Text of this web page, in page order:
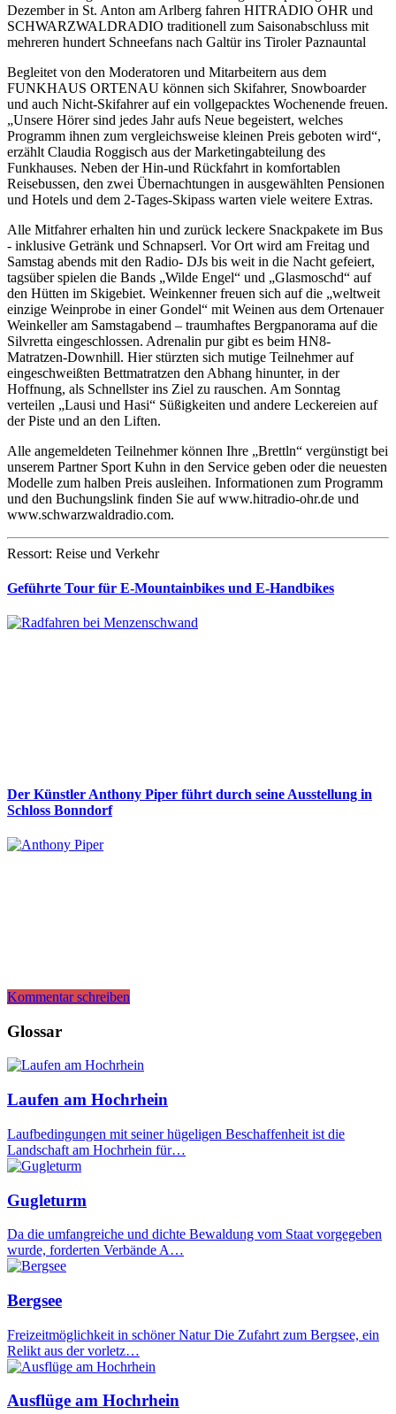
Dezember in St. Anton am Arlberg fahren HITRADIO OHR und
SCHWARZWALDRADIO traditionell zum Saisonabschluss mit
mehreren hundert Schneefans nach Galtür ins Tiroler Paznauntal
Begleitet von den Moderatoren und Mitarbeitern aus dem
FUNKHAUS ORTENAU können sich Skifahrer, Snowboarder
und auch Nicht-Skifahrer auf ein vollgepacktes Wochenende freuen.
„Unsere Hörer sind jedes Jahr aufs Neue begeistert, welches
Programm ihnen zum vergleichsweise kleinen Preis geboten wird“,
erzählt Claudia Roggisch aus der Marketingabteilung des
Funkhauses. Neben der Hin-und Rückfahrt in komfortablen
Reisebussen, den zwei Übernachtungen in ausgewählten Pensionen
und Hotels und dem 2-Tages-Skipass warten viele weitere Extras.
Alle Mitfahrer erhalten hin und zurück leckere Snackpakete im Bus
- inklusive Getränk und Schnapserl. Vor Ort wird am Freitag und
Samstag abends mit den Radio- DJs bis weit in die Nacht gefeiert,
tagsüber spielen die Bands „Wilde Engel“ und „Glasmoschd“ auf
den Hütten im Skigebiet. Weinkenner freuen sich auf die „weltweit
einzige Weinprobe in einer Gondel“ mit Weinen aus dem Ortenauer
Weinkeller am Samstagabend – traumhaftes Bergpanorama auf die
Silvretta eingeschlossen. Adrenalin pur gibt es beim HN8-
Matratzen-Downhill. Hier stürzten sich mutige Teilnehmer auf
eingeschweißten Bettmatratzen den Abhang hinunter, in der
Hoffnung, als Schnellster ins Ziel zu rauschen. Am Sonntag
verteilen „Lausi und Hasi“ Süßigkeiten und andere Leckereien auf
der Piste und an den Liften.
Alle angemeldeten Teilnehmer können Ihre „Brettln“ vergünstigt bei
unserem Partner Sport Kuhn in den Service geben oder die neuesten
Modelle zum halben Preis ausleihen. Informationen zum Programm
und den Buchungslink finden Sie auf www.hitradio-ohr.de und
www.schwarzwaldradio.com.
Ressort: Reise und Verkehr
Geführte Tour für E-Mountainbikes und E-Handbikes
Der Künstler Anthony Piper führt durch seine Ausstellung in
Schloss Bonndorf
Kommentar schreiben
Glossar
Laufen am Hochrhein
Laufbedingungen mit seiner hügeligen Beschaffenheit ist die
Landschaft am Hochrhein für…
Gugleturm
Da die umfangreiche und dichte Bewaldung vom Staat vorgegeben
wurde, forderten Verbände A…
Bergsee
Freizeitmöglichkeit in schöner Natur Die Zufahrt zum Bergsee, ein
Relikt aus der vorletz…
Ausflüge am Hochrhein